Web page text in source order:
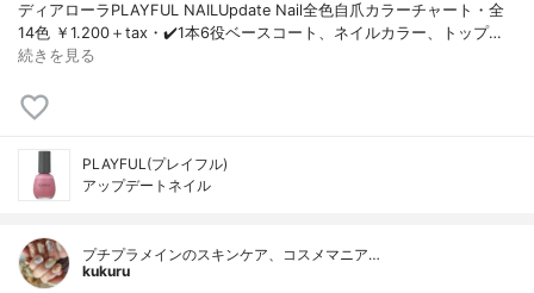
ディアローラPLAYFUL NAILUpdate Nail全色自爪カラーチャート・全
14色 ￥1.200＋tax・✔️1本6役ベースコート、ネイルカラー、トップ…
続きを見る
PLAYFUL(プレイフル)
アップデートネイル
プチプラメインのスキンケア、コスメマニア…
kukuru